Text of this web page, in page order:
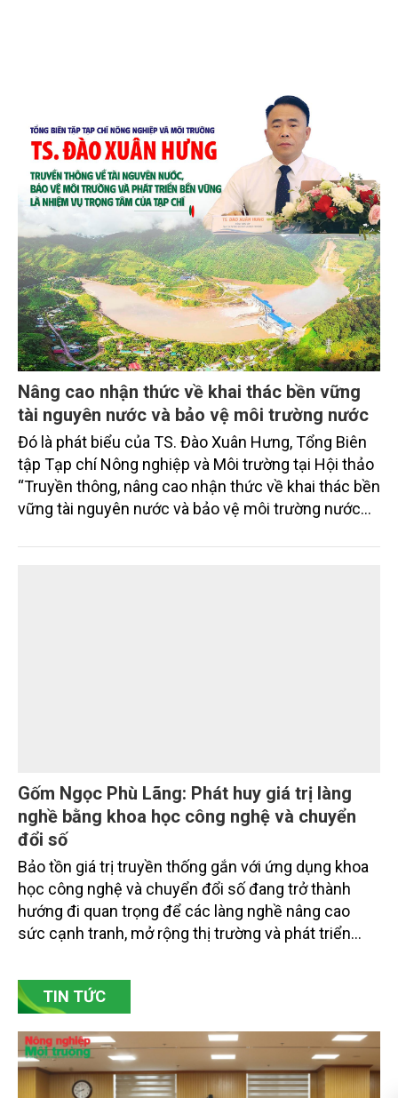
Nâng cao nhận thức về khai thác bền vững
tài nguyên nước và bảo vệ môi trường nước
Đó là phát biểu của TS. Đào Xuân Hưng, Tổng Biên
tập Tạp chí Nông nghiệp và Môi trường tại Hội thảo
“Truyền thông, nâng cao nhận thức về khai thác bền
vững tài nguyên nước và bảo vệ môi trường nước
trường phối hợp với Sở Nông nghiệp và Môi trường
Gốm Ngọc Phù Lãng: Phát huy giá trị làng
nghề bằng khoa học công nghệ và chuyển
đổi số
Bảo tồn giá trị truyền thống gắn với ứng dụng khoa
học công nghệ và chuyển đổi số đang trở thành
hướng đi quan trọng để các làng nghề nâng cao
bền vững. Tại làng gốm Phù Lãng, xã Phù Lãng, tỉnh
Bắc Ninh, nhiều nghệ nhân và cơ sở sản xuất đã
chủ động đổi mới tư duy, đầu tư công nghệ, xây
dựng thương hiệu trên nền tảng giá trị truyền thống.
TIN TỨC